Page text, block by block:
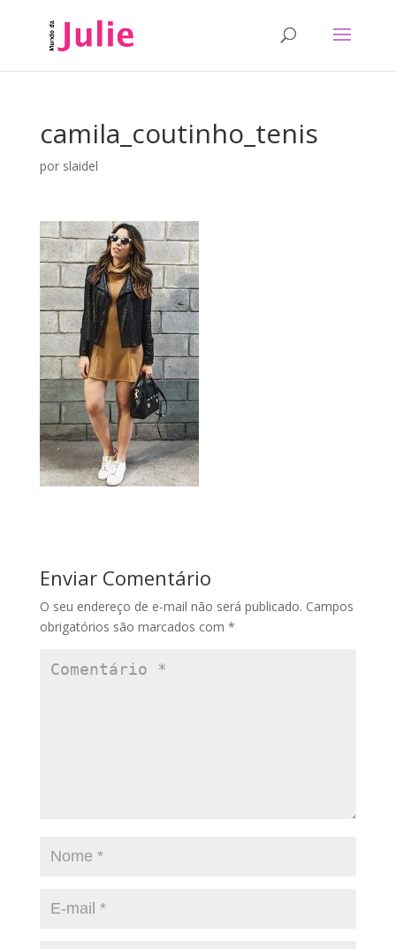
camila_coutinho_tenis
por slaidel
Enviar Comentário
O seu endereço de e-mail não será publicado. Campos
obrigatórios são marcados com *